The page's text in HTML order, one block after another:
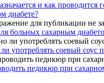
и как проводится
диабете?
больных сахарным
употреблять соевый соус
педикюр при